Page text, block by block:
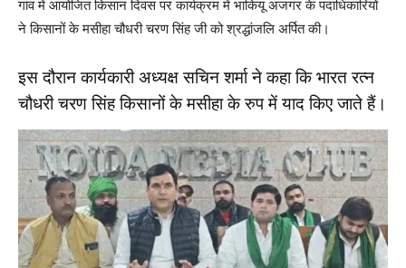
गांव में आयोजित किसान दिवस पर कार्यक्रम में भाकियू अजगर के पदाधिकारियों
ने किसानों के मसीहा चौधरी चरण सिंह जी को श्रद्धांजलि अर्पित की।
इस दौरान कार्यकारी अध्यक्ष सचिन शर्मा ने कहा कि भारत रत्न
चौधरी चरण सिंह किसानों के मसीहा के रुप में याद किए जाते हैं।